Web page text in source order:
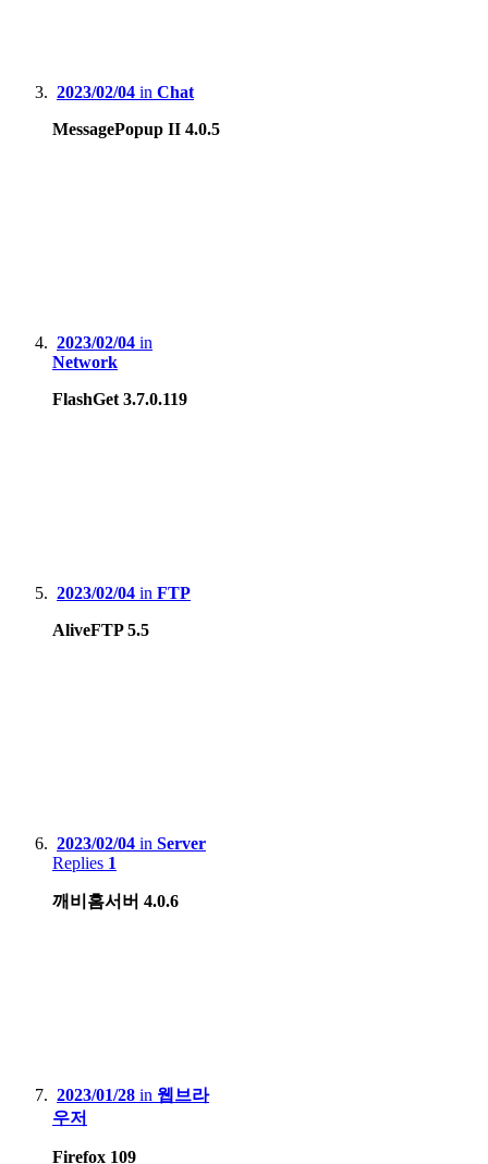
2023/02/04 in Chat
MessagePopup II 4.0.5
2023/02/04 in
Network
FlashGet 3.7.0.119
2023/02/04 in FTP
AliveFTP 5.5
2023/02/04 in Server
Replies 1
깨비홈서버 4.0.6
2023/01/28 in 웹브라
우저
Firefox 109